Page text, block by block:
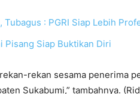
: PGRI Siap Lebih
Pisang Siap Buktikan Diri
rekan sesama penerima
Sukabumi,” tambahnya.